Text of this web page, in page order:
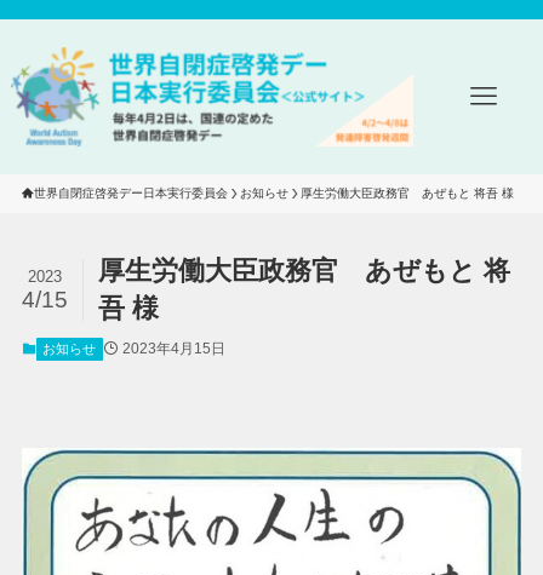
世界自閉症啓発デー日本実行委員会 お知らせ 厚生労働大臣政務官　あぜもと 将吾 様
厚生労働大臣政務官 あぜもと 将
吾 様
2023
4/15
お知らせ 2023年4月15日